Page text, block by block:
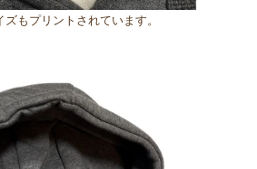
もプリントされています。